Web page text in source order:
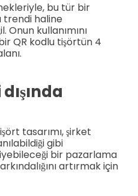
bu tür bir
trendi haline
Onun kullanımını
QR kodlu tişörtün 4
tasarımı, şirket
gibi
bir pazarlama
artırmak için